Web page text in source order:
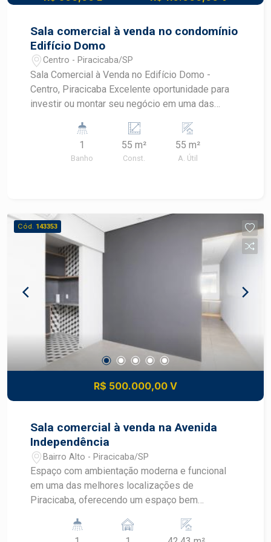
Sala comercial à venda no condomínio
Edifício Domo
Centro - Piracicaba/SP
Sala Comercial à Venda no Edifício Domo -
Centro, Piracicaba Excelente oportunidade para
investir ou montar seu negócio em uma das
Localizada no coração de Piracicaba, em rua de
intenso fluxo de veículos e pedestres, garantindo
visibilidade e fácil acesso. -55 m² de área
localização estratégica no centro da cidade.
Oportunidade única!
1
Banho
55 m²
Const.
55 m²
A. Útil
Cód. 143353
R$ 500.000,00 V
Sala comercial à venda na Avenida
Independência
Bairro Alto - Piracicaba/SP
Espaço com ambientação moderna e funcional
em uma das melhores localizações de
Piracicaba, oferecendo um espaço bem
condomínio conta com uma infraestrutura